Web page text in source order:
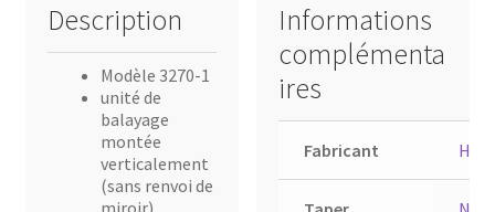
Description
Modèle 3270-1
unité de
balayage
montée
verticalement
(sans renvoi de
miroir)
Informations
complémenta
ires
Fabricant